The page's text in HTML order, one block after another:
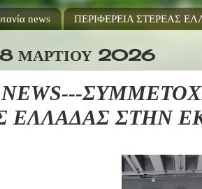
news ΠΕΡΙΦΕΡΕΙΑ ΣΤΕΡΕΑΣ
ΜΑΡΤΊΟΥ 2026
NEWS---
ΕΛΛΑΔΑΣ ΣΤΗΝ